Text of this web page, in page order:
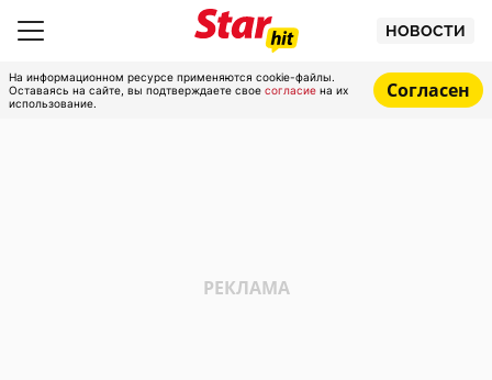
НОВОСТИ
На информационном ресурсе применяются cookie-файлы.
Оставаясь на сайте, вы подтверждаете свое согласие на их
использование.
Согласен